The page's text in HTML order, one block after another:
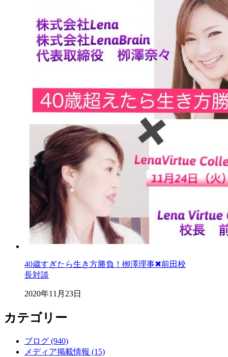
40歳すぎたら生き方勝負！栁澤理事✖︎前田校
長対談
2020年11月23日
カテゴリー
ブログ (940)
メディア掲載情報 (15)